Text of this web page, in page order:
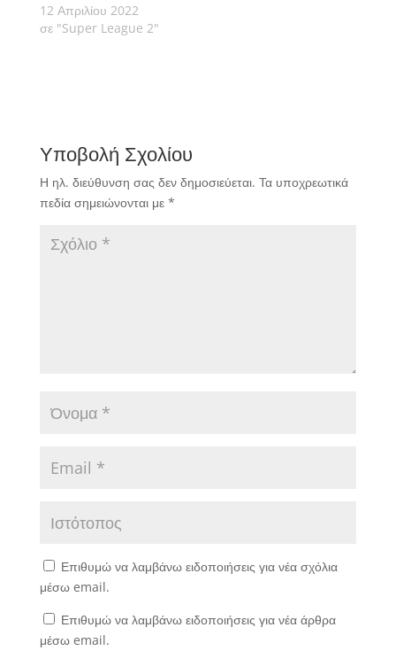
12 Απριλίου 2022
σε "Super League 2"
Υποβολή Σχολίου
Η ηλ. διεύθυνση σας δεν δημοσιεύεται. Τα υποχρεωτικά
πεδία σημειώνονται με *
Επιθυμώ να λαμβάνω ειδοποιήσεις για νέα σχόλια
μέσω email.
Επιθυμώ να λαμβάνω ειδοποιήσεις για νέα άρθρα
μέσω email.